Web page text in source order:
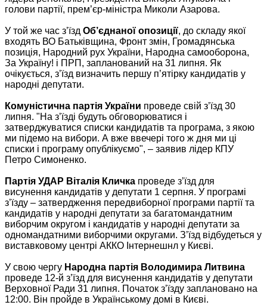
голови партії, прем’єр-міністра Миколи Азарова.
У той же час з’їзд Об’єднаної опозиції, до складу якої
входять ВО Батьківщина, Фронт змін, Громадянська
позиція, Народний рух України, Народна самооборона,
За Україну! і ПРП, запланований на 31 липня. Як
очікується, з’їзд визначить першу п’ятірку кандидатів у
народні депутати.
Комуністична партія України проведе свій з’їзд 30
липня. "На з’їзді будуть обговорюватися і
затверджуватися списки кандидатів та програма, з якою
ми підемо на вибори. А вже ввечері того ж дня ми ці
списки і програму опублікуємо", – заявив лідер КПУ
Петро Симоненко.
Партія УДАР Віталія Кличка проведе з’їзд для
висунення кандидатів у депутати 1 серпня. У програмі
з’їзду – затвердження передвиборної програми партії та
кандидатів у народні депутати за багатомандатним
виборчим округом і кандидатів у народні депутати за
одномандатними виборчими округами. З’їзд відбудеться у
виставковому центрі АККО Інтернешнл у Києві.
У свою чергу Народна партія Володимира Литвина
проведе 12-й з’їзд для висунення кандидатів у депутати
Верховної Ради 31 липня. Початок з’їзду заплановано на
12:00. Він пройде в Українському домі в Києві.